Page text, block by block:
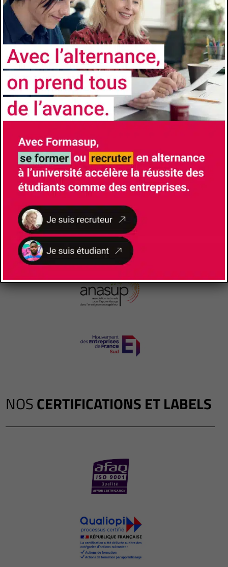
NOSCERTIFICATIONS ET LABELS